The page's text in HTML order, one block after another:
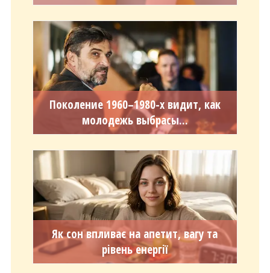
Поколение 1960–1980-х видит, как
молодежь выбрасы...
Як сон впливає на апетит, вагу та
рівень енергії